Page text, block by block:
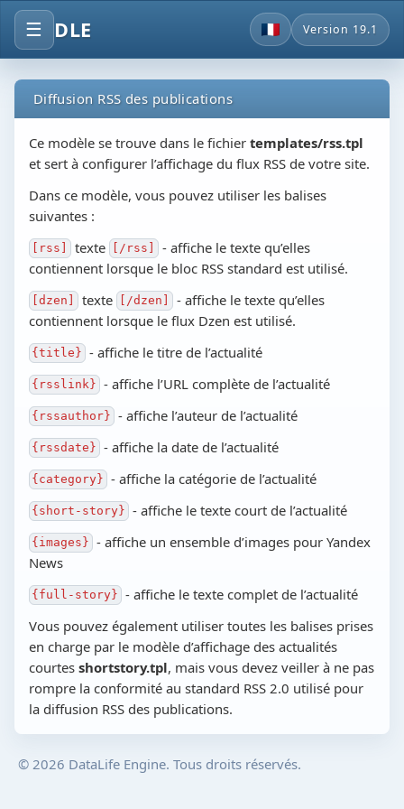
☰ DLE Version 19.1
Diffusion RSS des publications
Ce modèle se trouve dans le fichier templates/rss.tpl
et sert à configurer l’affichage du flux RSS de votre site.
Dans ce modèle, vous pouvez utiliser les balises
suivantes :
[rss] texte [/rss]
- affiche le texte qu’elles
contiennent lorsque le bloc RSS standard est utilisé.
[dzen] texte [/dzen]
- affiche le texte qu’elles
contiennent lorsque le flux Dzen est utilisé.
{title} - affiche le titre de l’actualité
{rsslink} - affiche l’URL complète de l’actualité
{rssauthor} - affiche l’auteur de l’actualité
{rssdate} - affiche la date de l’actualité
{category} - affiche la catégorie de l’actualité
{short-story} - affiche le texte court de l’actualité
{images} - affiche un ensemble d’images pour Yandex
News
{full-story} - affiche le texte complet de l’actualité
Vous pouvez également utiliser toutes les balises prises
en charge par le modèle d’affichage des actualités
courtes shortstory.tpl, mais vous devez veiller à ne pas
rompre la conformité au standard RSS 2.0 utilisé pour
la diffusion RSS des publications.
© 2026 DataLife Engine. Tous droits réservés.